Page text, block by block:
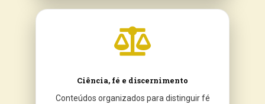
Ciência, fé e discernimento
Conteúdos organizados para distinguir fé